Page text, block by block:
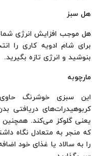
هل سبز
هل موجب افزایش انرژی
برای شام ادویه کاری را
بنوشید و انرژی تازه بگیرید.
مارچوبه
این سبزی خوشرنگ
کربوهیدرات‌های دریافتی
یعنی گلوکز می‌کند. همچنین
که منجر به متعادل نگاه
را به سالاد یا غذای خود